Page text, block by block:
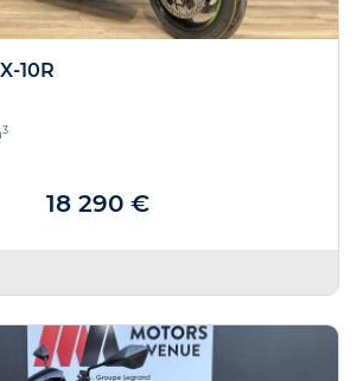
10R
3
18 290 €